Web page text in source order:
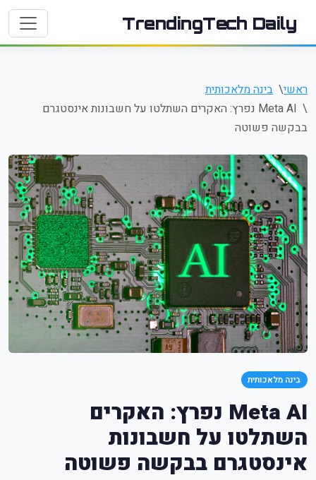
TrendingTech Daily
ראשי
בינה מלאכותית
Meta AI נפרץ: האקרים השתלטו על חשבונות אינסטגרם
בבקשה פשוטה
בינה מלאכותית
Meta AI נפרץ: האקרים
השתלטו על חשבונות
אינסטגרם בבקשה פשוטה